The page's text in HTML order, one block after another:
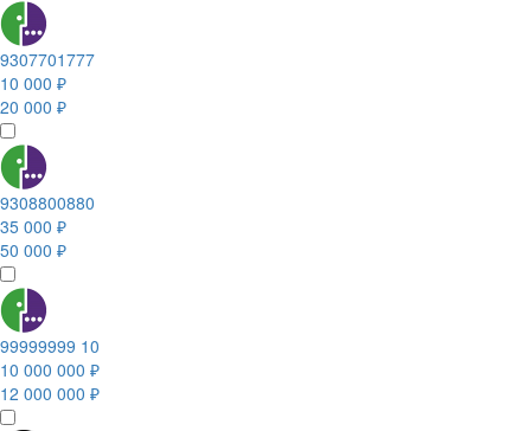
9307701777
10 000 ₽
20 000 ₽
9308800880
35 000 ₽
50 000 ₽
99999999 10
10 000 000 ₽
12 000 000 ₽